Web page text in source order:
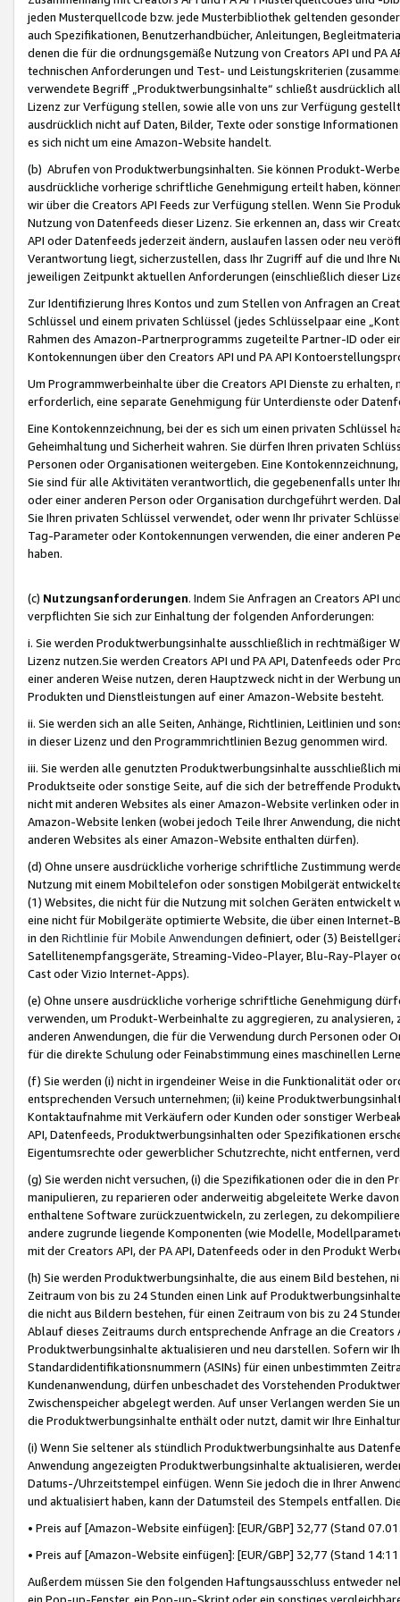
jeden Musterquellcode bzw. jede Musterbibliothek geltenden
auch Spezifikationen, Benutzerhandbücher, Anleitungen,
denen die für die ordnungsgemäße Nutzung von Creators API und PA
technischen Anforderungen und Test- und Leistungskriterien
verwendete Begriff „Produktwerbungsinhalte“ schließt ausdrücklich
Lizenz zur Verfügung stellen, sowie alle von uns zur Verfügung
ausdrücklich nicht auf Daten, Bilder, Texte oder sonstige
es sich nicht um eine Amazon-Website handelt.
(b) Abrufen von Produktwerbungsinhalten. Sie können Produkt-
ausdrückliche vorherige schriftliche Genehmigung erteilt haben,
wir über die Creators API Feeds zur Verfügung stellen. Wenn Sie
Nutzung von Datenfeeds dieser Lizenz. Sie erkennen an, dass wir
API oder Datenfeeds jederzeit ändern, auslaufen lassen oder neu
Verantwortung liegt, sicherzustellen, dass Ihr Zugriff auf die und Ihre
jeweiligen Zeitpunkt aktuellen Anforderungen (einschließlich dieser
Zur Identifizierung Ihres Kontos und zum Stellen von Anfragen an
Schlüssel und einem privaten Schlüssel (jedes Schlüsselpaar eine
Rahmen des Amazon-Partnerprogramms zugeteilte Partner-ID oder
Kontokennungen über den Creators API und PA API
Um Programmwerbeinhalte über die Creators API Dienste zu
erforderlich, eine separate Genehmigung für Unterdienste oder
Eine Kontokennzeichnung, bei der es sich um einen privaten
Geheimhaltung und Sicherheit wahren. Sie dürfen Ihren privaten
Personen oder Organisationen weitergeben. Eine
Sie sind für alle Aktivitäten verantwortlich, die gegebenenfalls unter
oder einer anderen Person oder Organisation durchgeführt werden.
Sie Ihren privaten Schlüssel verwendet, oder wenn Ihr privater
Tag-Parameter oder Kontokennungen verwenden, die einer anderen
haben.
(c) Nutzungsanforderungen. Indem Sie Anfragen an Creators API
verpflichten Sie sich zur Einhaltung der folgenden Anforderungen:
i. Sie werden Produktwerbungsinhalte ausschließlich in rechtmäßiger
Lizenz nutzen.Sie werden Creators API und PA API, Datenfeeds oder
einer anderen Weise nutzen, deren Hauptzweck nicht in der Werbung
Produkten und Dienstleistungen auf einer Amazon-Website besteht.
ii. Sie werden sich an alle Seiten, Anhänge, Richtlinien, Leitlinien und
in dieser Lizenz und den Programmrichtlinien Bezug genommen wird.
iii. Sie werden alle genutzten Produktwerbungsinhalte ausschließlich
Produktseite oder sonstige Seite, auf die sich der betreffende
nicht mit anderen Websites als einer Amazon-Website verlinken oder
Amazon-Website lenken (wobei jedoch Teile Ihrer Anwendung, die
anderen Websites als einer Amazon-Website enthalten dürfen).
(d) Ohne unsere ausdrückliche vorherige schriftliche Zustimmung
Nutzung mit einem Mobiltelefon oder sonstigen Mobilgerät
(1) Websites, die nicht für die Nutzung mit solchen Geräten
eine nicht für Mobilgeräte optimierte Website, die über einen
in den Richtlinie für Mobile Anwendungen definiert, oder (3)
Satellitenempfangsgeräte, Streaming-Video-Player, Blu-Ray-Player
Cast oder Vizio Internet-Apps).
(e) Ohne unsere ausdrückliche vorherige schriftliche Genehmigung
verwenden, um Produkt-Werbeinhalte zu aggregieren, zu
anderen Anwendungen, die für die Verwendung durch Personen
für die direkte Schulung oder Feinabstimmung eines maschinellen
(f) Sie werden (i) nicht in irgendeiner Weise in die Funktionalität oder
entsprechenden Versuch unternehmen; (ii) keine
Kontaktaufnahme mit Verkäufern oder Kunden oder sonstiger
API, Datenfeeds, Produktwerbungsinhalten oder Spezifikationen
Eigentumsrechte oder gewerblicher Schutzrechte, nicht entfernen,
(g) Sie werden nicht versuchen, (i) die Spezifikationen oder die in
manipulieren, zu reparieren oder anderweitig abgeleitete Werke
enthaltene Software zurückzuentwickeln, zu zerlegen, zu
andere zugrunde liegende Komponenten (wie Modelle,
mit der Creators API, der PA API, Datenfeeds oder in den Produkt
(h) Sie werden Produktwerbungsinhalte, die aus einem Bild bestehen,
Zeitraum von bis zu 24 Stunden einen Link auf
die nicht aus Bildern bestehen, für einen Zeitraum von bis zu 24
Ablauf dieses Zeitraums durch entsprechende Anfrage an die
Produktwerbungsinhalte aktualisieren und neu darstellen. Sofern wir
Standardidentifikationsnummern (ASINs) für einen unbestimmten
Kundenanwendung, dürfen unbeschadet des Vorstehenden
Zwischenspeicher abgelegt werden. Auf unser Verlangen werden Sie
die Produktwerbungsinhalte enthält oder nutzt, damit wir Ihre
(i) Wenn Sie seltener als stündlich Produktwerbungsinhalte aus
Anwendung angezeigten Produktwerbungsinhalte aktualisieren,
Datums-/Uhrzeitstempel einfügen. Wenn Sie jedoch die in Ihrer
und aktualisiert haben, kann der Datumsteil des Stempels entfallen.
• Preis auf [Amazon-Website einfügen]: [EUR/GBP] 32,77 (Stand
• Preis auf [Amazon-Website einfügen]: [EUR/GBP] 32,77 (Stand
Außerdem müssen Sie den folgenden Haftungsausschluss entweder
ein Pop-up-Fenster, ein Pop-up-Skript oder ein sonstiges